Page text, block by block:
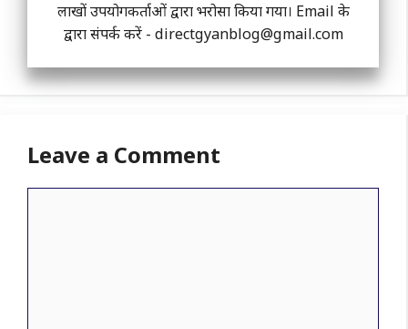
लाखों उपयोगकर्ताओं द्वारा भरोसा किया गया। Email के
द्वारा संपर्क करें - directgyanblog@gmail.com
Leave a Comment